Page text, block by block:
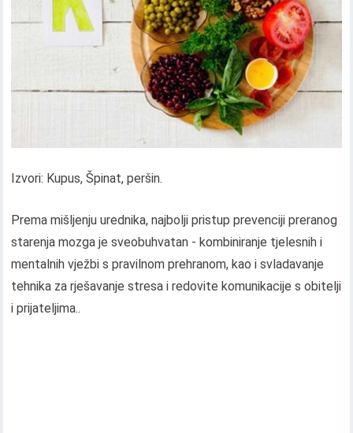
Izvori: Kupus, Špinat, peršin.
Prema mišljenju urednika, najbolji pristup prevenciji preranog
starenja mozga je sveobuhvatan - kombiniranje tjelesnih i
mentalnih vježbi s pravilnom prehranom, kao i svladavanje
tehnika za rješavanje stresa i redovite komunikacije s obitelji
i prijateljima..